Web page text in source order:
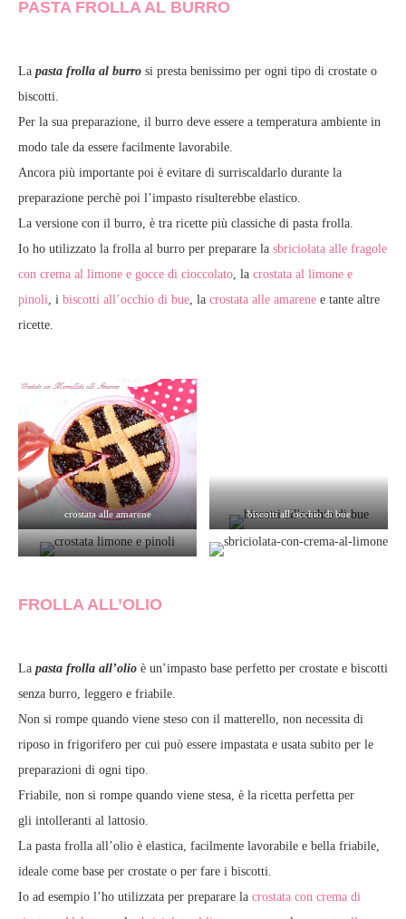
PASTA FROLLA AL BURRO
La pasta frolla al burro si presta benissimo per ogni tipo di crostate o
biscotti.
Per la sua preparazione, il burro deve essere a temperatura ambiente in
modo tale da essere facilmente lavorabile.
Ancora più importante poi è evitare di surriscaldarlo durante la
preparazione perchè poi l’impasto risulterebbe elastico.
La versione con il burro, è tra ricette più classiche di pasta frolla.
Io ho utilizzato la frolla al burro per preparare la sbriciolata alle fragole
con crema al limone e gocce di cioccolato, la crostata al limone e
pinoli, i biscotti all’occhio di bue, la crostata alle amarene e tante altre
ricette.
crostata alle amarene biscotti all’occhio di bue
crostata
FROLLA ALL’OLIO
La pasta frolla all’olio è un’impasto base perfetto per crostate e biscotti
senza burro, leggero e friabile.
Non si rompe quando viene steso con il matterello, non necessita di
riposo in frigorifero per cui può essere impastata e usata subito per le
preparazioni di ogni tipo.
Friabile, non si rompe quando viene stesa, è la ricetta perfetta per
gli intolleranti al lattosio.
La pasta frolla all’olio è elastica, facilmente lavorabile e bella friabile,
ideale come base per crostate o per fare i biscotti.
Io ad esempio l’ho utilizzata per preparare la crostata con crema di